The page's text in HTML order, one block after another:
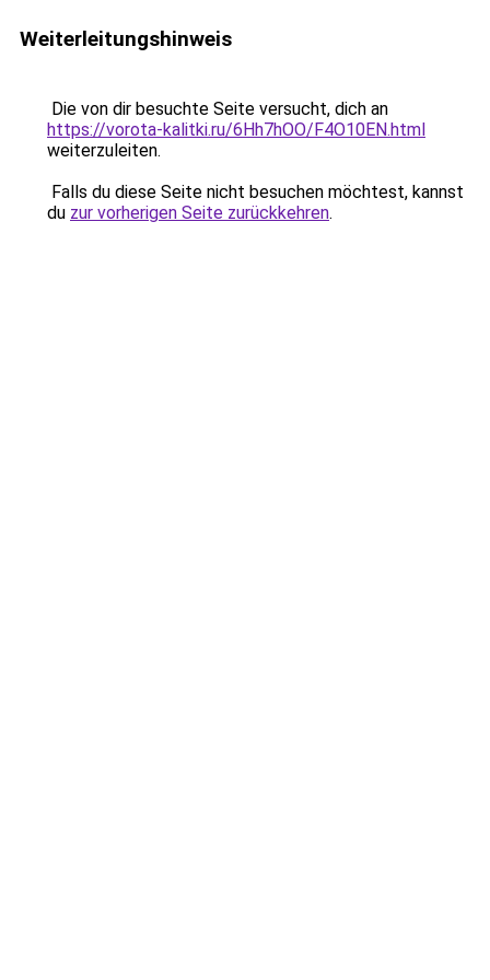
Weiterleitungshinweis
Die von dir besuchte Seite versucht, dich an
https://vorota-kalitki.ru/6Hh7hOO/F4O10EN.html
weiterzuleiten.
Falls du diese Seite nicht besuchen möchtest, kannst
du zur vorherigen Seite zurückkehren.